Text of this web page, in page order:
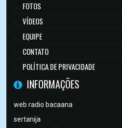
FOTOS
VÍDEOS
EQUIPE
CONTATO
POLÍTICA DE PRIVACIDADE
INFORMAÇÕES
web radio bacaana
sertanija